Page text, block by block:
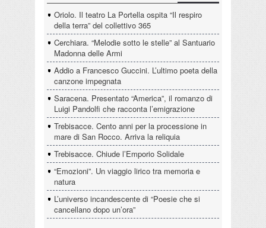
Oriolo. Il teatro La Portella ospita “Il respiro
della terra” del collettivo 365
Cerchiara. “Melodie sotto le stelle” al Santuario
Madonna delle Armi
Addio a Francesco Guccini. L’ultimo poeta della
canzone impegnata
Saracena. Presentato “America”, il romanzo di
Luigi Pandolfi che racconta l’emigrazione
Trebisacce. Cento anni per la processione in
mare di San Rocco. Arriva la reliquia
Trebisacce. Chiude l’Emporio Solidale
“Emozioni”. Un viaggio lirico tra memoria e
natura
L’universo incandescente di “Poesie che si
cancellano dopo un’ora”